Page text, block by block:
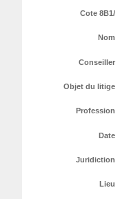
Cote 8B1/
Nom
Conseiller
Objet du litige
Profession
Date
Juridiction
Lieu